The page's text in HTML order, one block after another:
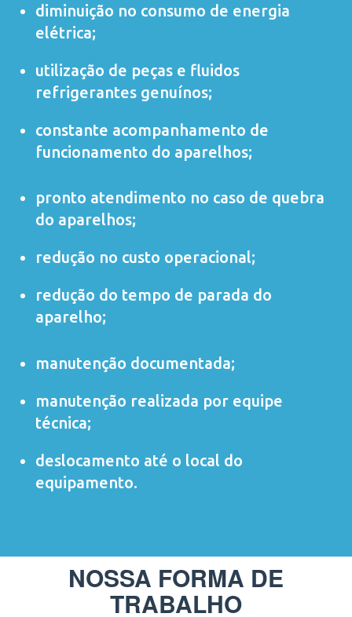
diminuição no consumo de energia
elétrica;
utilização de peças e fluidos
refrigerantes genuínos;
constante acompanhamento de
funcionamento do aparelhos;
pronto atendimento no caso de quebra
do aparelhos;
redução no custo operacional;
redução do tempo de parada do
aparelho;
manutenção documentada;
manutenção realizada por equipe
técnica;
deslocamento até o local do
equipamento.
NOSSA FORMA DE
TRABALHO